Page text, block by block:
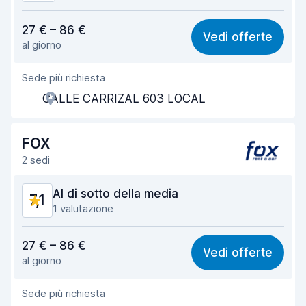
6,1
Facile da trovare 9,0
Gentilezza degli agenti
Rapidità del ritiro
Rapidità della riconsegna
Condizioni dell'auto
27 € – 86 €
al giorno
Vedi offerte
Sede più richiesta
CALLE CARRIZAL 603 LOCAL
FOX
2 sedi
7,1 Al di sotto della media
1 valutazione
5,5
Facile da trovare 8,2
Gentilezza degli agenti
27 € – 86 €
al giorno
Vedi offerte
Sede più richiesta